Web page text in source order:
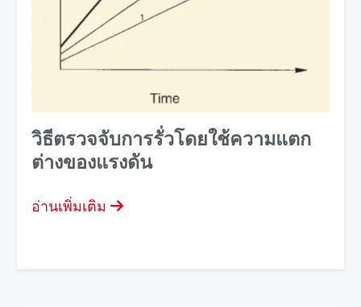
วิธีตรวจจับการรั่วโดยใช้ความแตก
ต่างของแรงดัน
อ่านเพิ่มเติม